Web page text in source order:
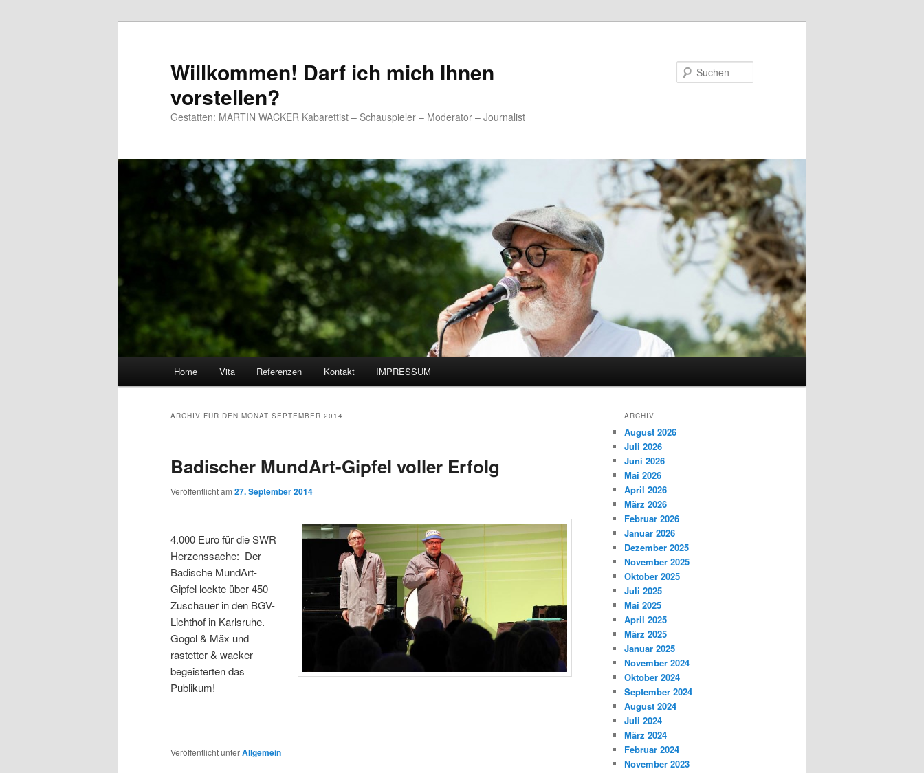
Willkommen! Darf ich mich Ihnen
vorstellen?
Gestatten: MARTIN WACKER Kabarettist – Schauspieler – Moderator – Journalist
Zum Inhalt wechseln
Zum sekundären Inhalt wechseln
Home Vita Referenzen Kontakt IMPRESSUM
ARCHIV FÜR DEN MONAT SEPTEMBER 2014
Badischer MundArt-Gipfel voller Erfolg
Veröffentlicht am 27. September 2014
4.000 Euro für die SWR
Herzenssache: Der
Badische MundArt-
Gipfel lockte über 450
Zuschauer in den BGV-
Lichthof in Karlsruhe.
Gogol & Mäx und
rastetter & wacker
begeisterten das
Publikum!
Veröffentlicht unterAllgemein
ARCHIV
August 2026
Juli 2026
Juni 2026
Mai 2026
April 2026
März 2026
Februar 2026
Januar 2026
Dezember 2025
November 2025
Oktober 2025
Juli 2025
Mai 2025
April 2025
März 2025
Januar 2025
November 2024
Oktober 2024
September 2024
August 2024
Juli 2024
März 2024
Februar 2024
November 2023